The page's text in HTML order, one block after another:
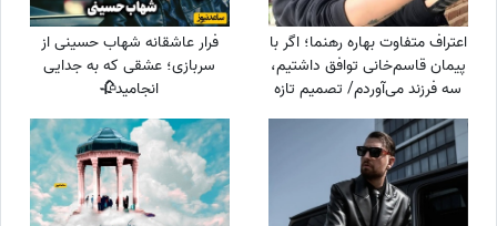
اعتراف متفاوت بهاره رهنما؛ اگر با
پیمان قاسم‌خانی توافق داشتیم،
سه فرزند می‌آوردم/ تصمیم تازه
برای ازدواج
فرار عاشقانه شهاب حسینی از
سربازی؛ عشقی که به جدایی
انجامید🥀